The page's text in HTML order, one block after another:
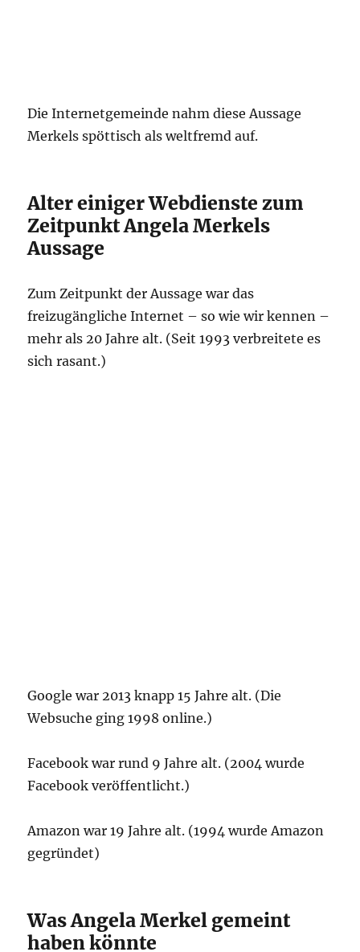
Die Internetgemeinde nahm diese Aussage
Merkels spöttisch als weltfremd auf.
Alter einiger Webdienste zum
Zeitpunkt Angela Merkels
Aussage
Zum Zeitpunkt der Aussage war das
freizugängliche Internet – so wie wir kennen –
mehr als 20 Jahre alt. (Seit 1993 verbreitete es
sich rasant.)
Google war 2013 knapp 15 Jahre alt. (Die
Websuche ging 1998 online.)
Facebook war rund 9 Jahre alt. (2004 wurde
Facebook veröffentlicht.)
Amazon war 19 Jahre alt. (1994 wurde Amazon
gegründet)
Was Angela Merkel gemeint
haben könnte